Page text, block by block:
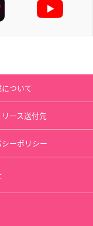
ついて
ース送付先
ーポリシー